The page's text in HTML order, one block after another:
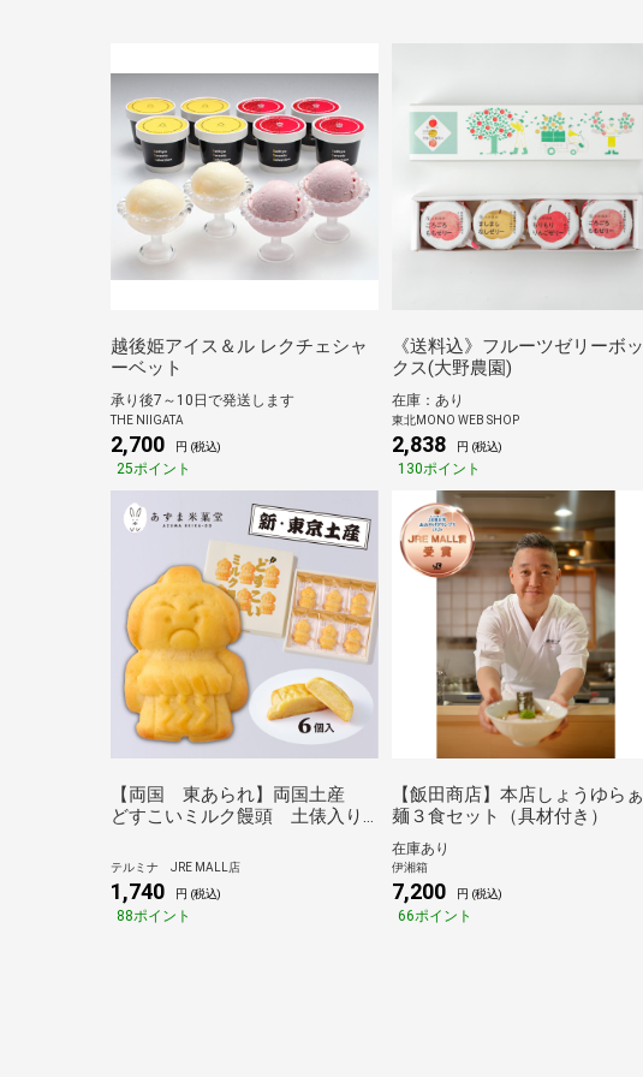
越後姫アイス＆ル レクチェシャ
ーベット
承り後7～10日で発送します
THE NIIGATA
2,700 円 (税込)
25ポイント
《送料込》フルーツゼリーボッ
クス(大野農園)
在庫：あり
東北MONO WEB SHOP
2,838 円 (税込)
130ポイント
【両国 東あられ】両国土産
どすこいミルク饅頭 土俵入り
テルミナ JRE MALL店
1,740 円 (税込)
88ポイント
【飯田商店】本店しょうゆらぁ
麺３食セット（具材付き）
在庫あり
伊湘箱
7,200 円 (税込)
66ポイント